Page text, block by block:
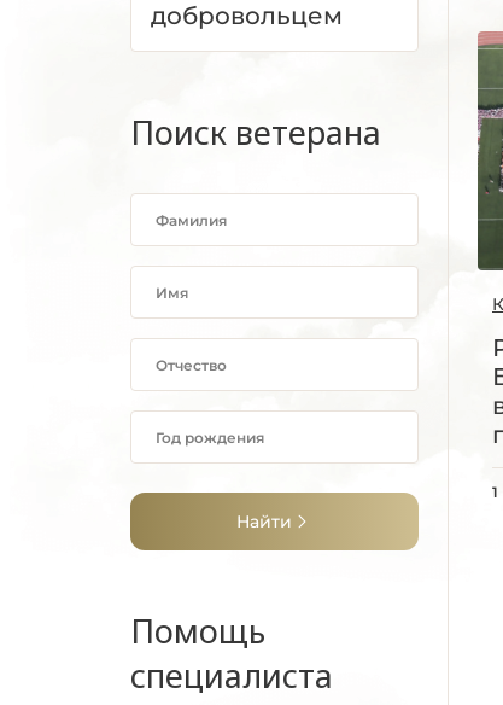
добровольцем
Поиск ветерана
Найти
Помощь
специалиста